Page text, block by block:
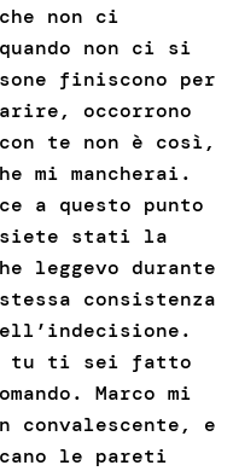
non ci
non ci si
finiscono per
occorrono
te non è così,
mi mancherai.
a questo punto
siete stati la
leggevo durante
consistenza
tu ti sei fatto
Marco mi
convalescente, e
le pareti